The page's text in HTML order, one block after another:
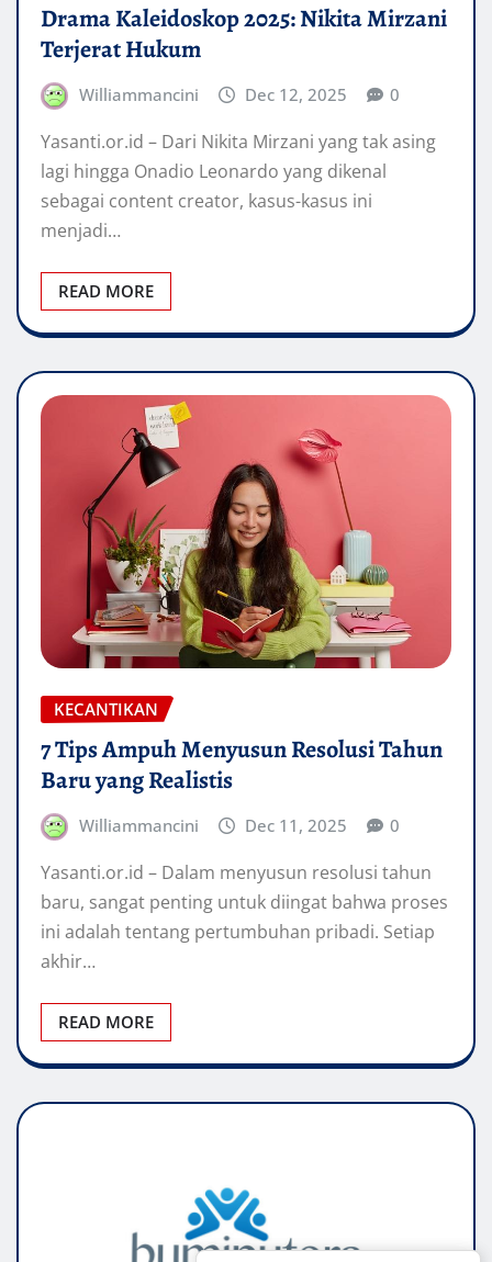
Drama Kaleidoskop 2025: Nikita Mirzani
Terjerat Hukum
Williammancini Dec 12, 2025 0
Yasanti.or.id – Dari Nikita Mirzani yang tak asing
lagi hingga Onadio Leonardo yang dikenal
sebagai content creator, kasus-kasus ini
menjadi…
READ MORE
KECANTIKAN
7 Tips Ampuh Menyusun Resolusi Tahun
Baru yang Realistis
Williammancini Dec 11, 2025 0
Yasanti.or.id – Dalam menyusun resolusi tahun
baru, sangat penting untuk diingat bahwa proses
ini adalah tentang pertumbuhan pribadi. Setiap
akhir…
READ MORE